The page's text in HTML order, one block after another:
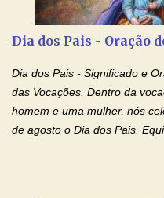
Deus, admirável em Vossos
e a força para fazer triunfar,
monásticas: a obediência, a
manifestastes o poder de sua
milagres e gra...
Dia dos Pais - Oração
Dia dos Pais - Significado e
das Vocações. Dentro da
homem e uma mulher, nós
de agosto o Dia dos Pais.